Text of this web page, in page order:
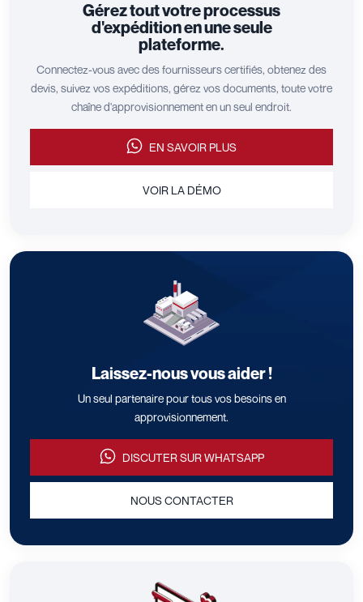
Gérez tout votre processus
d'expédition en une seule
plateforme.
Connectez-vous avec des fournisseurs certifiés, obtenez des
devis, suivez vos expéditions, gérez vos documents, toute votre
chaîne d'approvisionnement en un seul endroit.
EN SAVOIR PLUS
VOIR LA DÉMO
Laissez-nous vous aider !
Un seul partenaire pour tous vos besoins en
approvisionnement.
DISCUTER SUR WHATSAPP
NOUS CONTACTER